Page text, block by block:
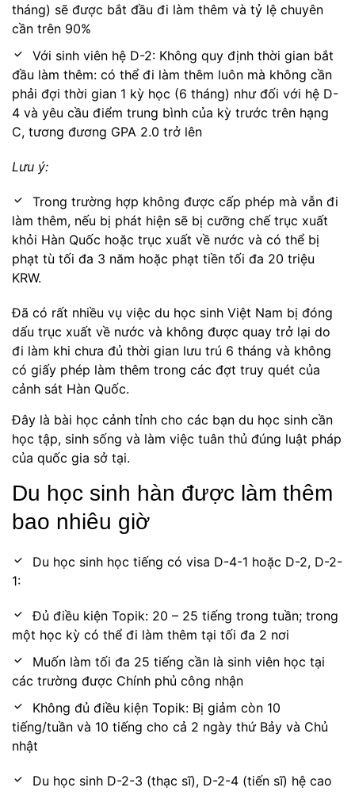
tháng) sẽ được bắt đầu đi làm thêm và tỷ lệ chuyên
cần trên 90%
Với sinh viên hệ D-2: Không quy định thời gian bắt
đầu làm thêm: có thể đi làm thêm luôn mà không cần
phải đợi thời gian 1 kỳ học (6 tháng) như đối với hệ D-
4 và yêu cầu điểm trung bình của kỳ trước trên hạng
C, tương đương GPA 2.0 trở lên
Lưu ý:
Trong trường hợp không được cấp phép mà vẫn đi
làm thêm, nếu bị phát hiện sẽ bị cưỡng chế trục xuất
khỏi Hàn Quốc hoặc trục xuất về nước và có thể bị
phạt tù tối đa 3 năm hoặc phạt tiền tối đa 20 triệu
KRW.
Đã có rất nhiều vụ việc du học sinh Việt Nam bị đóng
dấu trục xuất về nước và không được quay trở lại do
đi làm khi chưa đủ thời gian lưu trú 6 tháng và không
có giấy phép làm thêm trong các đợt truy quét của
cảnh sát Hàn Quốc.
Đây là bài học cảnh tỉnh cho các bạn du học sinh cần
học tập, sinh sống và làm việc tuân thủ đúng luật pháp
của quốc gia sở tại.
Du học sinh hàn được làm thêm
bao nhiêu giờ
Du học sinh học tiếng có visa D-4-1 hoặc D-2, D-2-
1:
Đủ điều kiện Topik: 20 – 25 tiếng trong tuần; trong
một học kỳ có thể đi làm thêm tại tối đa 2 nơi
Muốn làm tối đa 25 tiếng cần là sinh viên học tại
các trường được Chính phủ công nhận
Không đủ điều kiện Topik: Bị giảm còn 10
tiếng/tuần và 10 tiếng cho cả 2 ngày thứ Bảy và Chủ
nhật
Du học sinh D-2-3 (thạc sĩ), D-2-4 (tiến sĩ) hệ cao